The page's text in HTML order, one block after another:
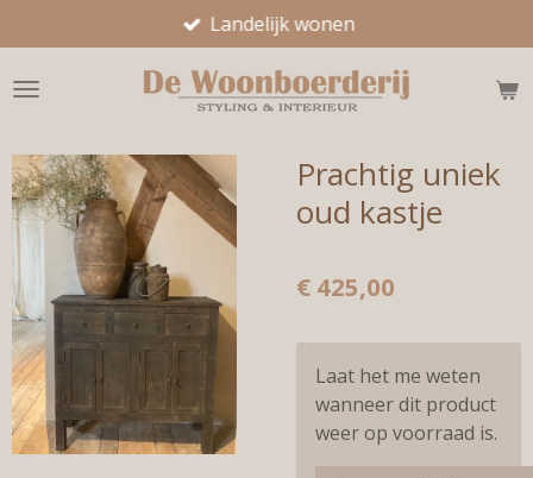
direct
naar
Landelijk wonen
Prachtig uniek
oud kastje
€ 425,00
Laat het me weten
wanneer dit product
weer op voorraad is.